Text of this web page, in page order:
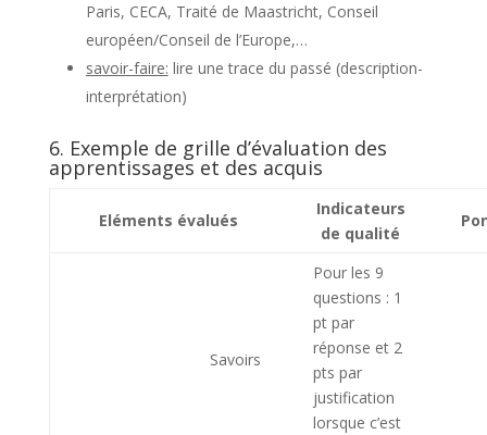
Paris, CECA, Traité de Maastricht, Conseil
européen/Conseil de l’Europe,…
savoir-faire: lire une trace du passé (description-
interprétation)
6. Exemple de grille d’évaluation des
apprentissages et des acquis
Eléments évalués
Indicateurs
de qualité
Savoirs
Pour les 9
questions : 1
pt par
réponse et 2
pts par
justification
lorsque c’est